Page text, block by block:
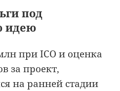
под
идею
при ICO и оценка
за проект,
на ранней стадии